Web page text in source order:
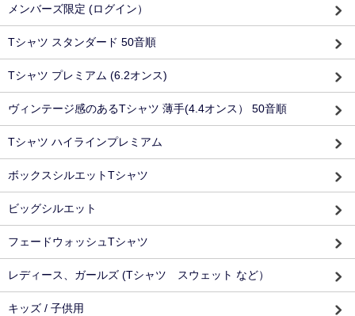
メンバーズ限定 (ログイン）
Tシャツ スタンダード 50音順
Tシャツ プレミアム (6.2オンス)
ヴィンテージ感のあるTシャツ 薄手(4.4オンス） 50音順
Tシャツ ハイラインプレミアム
ボックスシルエットTシャツ
ビッグシルエット
フェードウォッシュTシャツ
レディース、ガールズ (Tシャツ スウェット など）
キッズ / 子供用